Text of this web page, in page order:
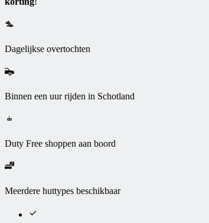
Dagelijkse overtochten
Binnen een uur rijden in Schotland
Duty Free shoppen aan boord
Meerdere huttypes beschikbaar